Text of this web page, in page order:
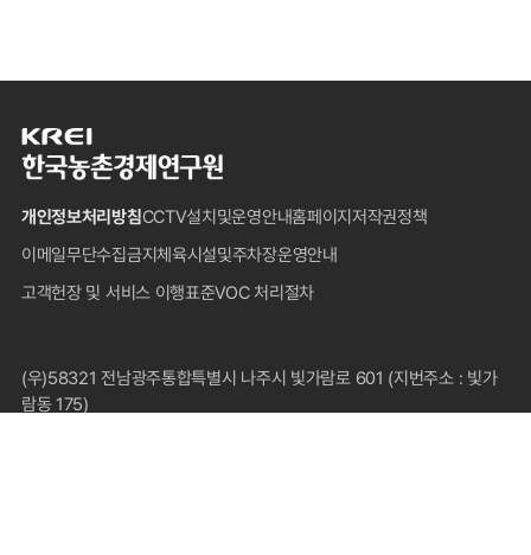
한
국
촌
경
제
연
푸
터
개인정보처리방침CCTV설치및운영안내홈페이지저작권정책
이메일무단수집금지체육시설및주차장운영안내
고객헌장 및 서비스 이행표준VOC 처리절차
(우)58321 전남광주통합특별시 나주시 빛가람로 601 (지번주소 : 빛가
람동 175)